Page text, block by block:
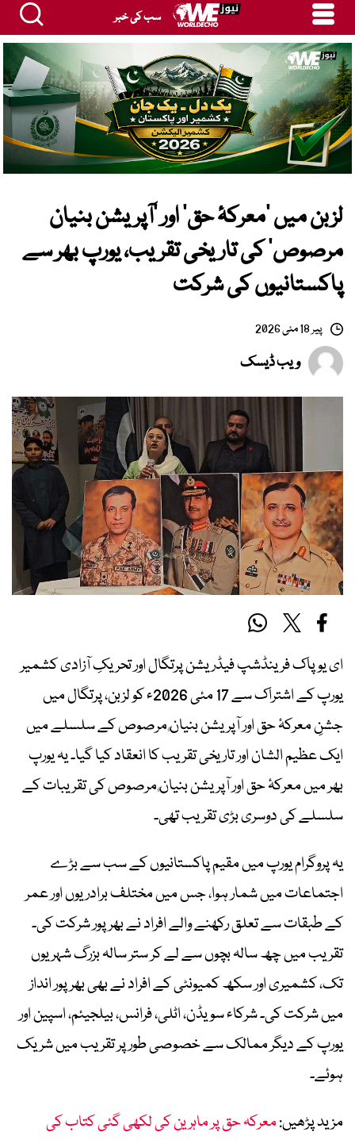
سب کی خبر
لزبن میں ’معرکۂ حق‘ اور ’آپریشن بنیان
مرصوص‘ کی تاریخی تقریب، یورپ بھر سے
پاکستانیوں کی شرکت
پیر 18 مئی 2026
ویب ڈیسک
ای یو پاک فرینڈشپ فیڈریشن پرتگال اور تحریکِ آزادی کشمیر
یورپ کے اشتراک سے 17 مئی 2026ء کو لزبن، پرتگال میں
جشنِ معرکۂ حق اور آپریشن بنیانٌ مرصوص کے سلسلے میں
ایک عظیم الشان اور تاریخی تقریب کا انعقاد کیا گیا۔ یہ یورپ
بھر میں معرکۂ حق اور آپریشن بنیانٌ مرصوص کی تقریبات کے
سلسلے کی دوسری بڑی تقریب تھی۔
یہ پروگرام یورپ میں مقیم پاکستانیوں کے سب سے بڑے
اجتماعات میں شمار ہوا، جس میں مختلف برادریوں اور عمر
کے طبقات سے تعلق رکھنے والے افراد نے بھرپور شرکت کی۔
تقریب میں چھ سالہ بچوں سے لے کر ستر سالہ بزرگ شہریوں
تک، کشمیری اور سکھ کمیونٹی کے افراد نے بھی بھرپور انداز
میں شرکت کی۔ شرکاء سویڈن، اٹلی، فرانس، بیلجیئم، اسپین اور
یورپ کے دیگر ممالک سے خصوصی طور پر تقریب میں شریک
ہوئے۔
مزید پڑھیں:معرکہ حق پر ماہرین کی لکھی گئی کتاب کی